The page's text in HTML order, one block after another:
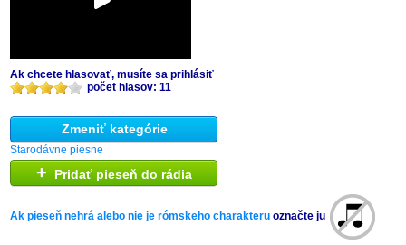
Ak chcete hlasovať, musíte sa prihlásiť
počet hlasov: 11
Zmeniť kategórie
Starodávne piesne
+ Pridať pieseň do rádia
Ak pieseň nehrá alebo nie je rómskeho charakteru označte ju